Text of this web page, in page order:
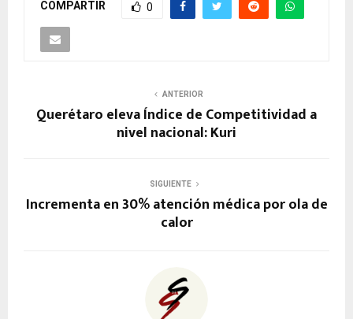
COMPARTIR 0
ANTERIOR
Querétaro eleva Índice de Competitividad a
nivel nacional: Kuri
SIGUIENTE
Incrementa en 30% atención médica por ola de
calor